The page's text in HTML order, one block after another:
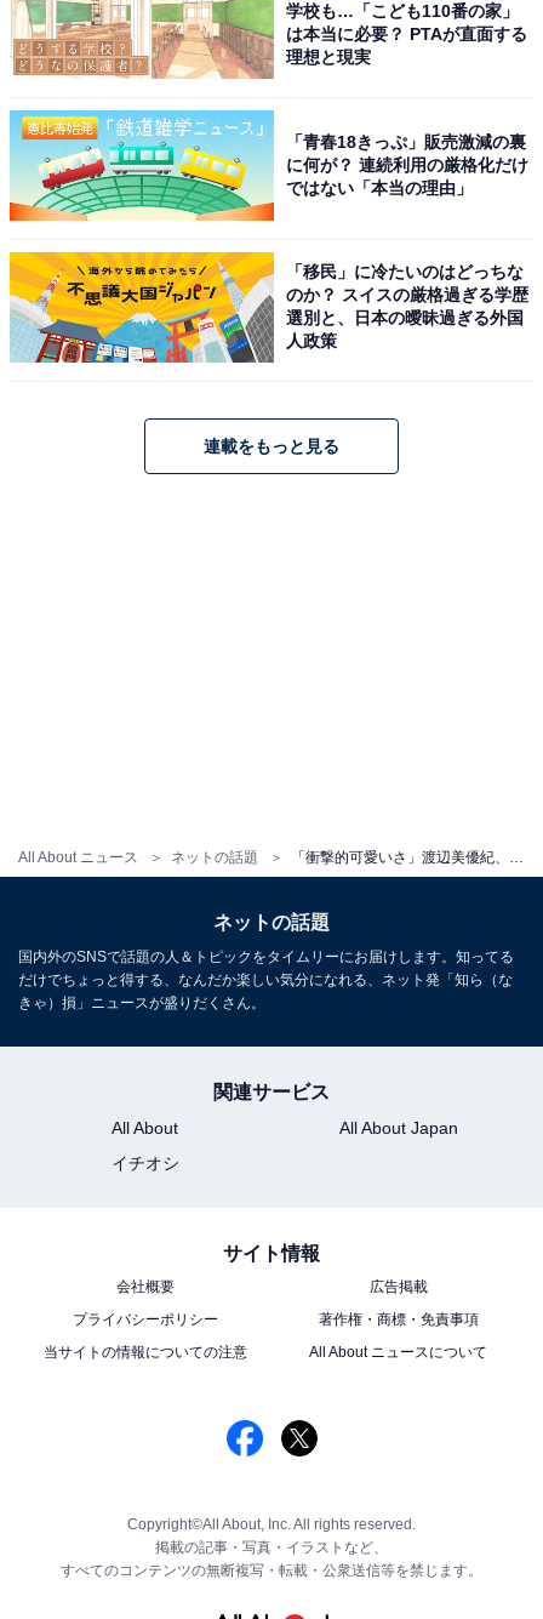
All About ニュース ネットの話題
学校も…「こども110番の家」
は本当に必要？ PTAが直面する
理想と現実
「青春18きっぷ」販売激減の裏
に何が？ 連続利用の厳格化だけ
ではない「本当の理由」
「移民」に冷たいのはどっちな
のか？ スイスの厳格過ぎる学歴
選別と、日本の曖昧過ぎる外国
人政策
連載をもっと見る
ネットの話題
国内外のSNSで話題の人＆トピックをタイムリーにお届けします。知ってる
だけでちょっと得する、なんだか楽しい気分になれる、ネット発「知ら（な
きゃ）損」ニュースが盛りだくさん。
関連サービス
All About
All About Japan
イチオシ
サイト情報
会社概要
広告掲載
プライバシーポリシー
著作権・商標・免責事項
当サイトの情報についての注意
All About ニュースについて
Copyright©All About, Inc. All rights reserved.
掲載の記事・写真・イラストなど、
すべてのコンテンツの無断複写・転載・公衆送信等を禁じます。